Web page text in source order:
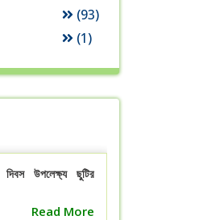
(93)
(1)
উপলেক্ষ্য ছুটির
Read More